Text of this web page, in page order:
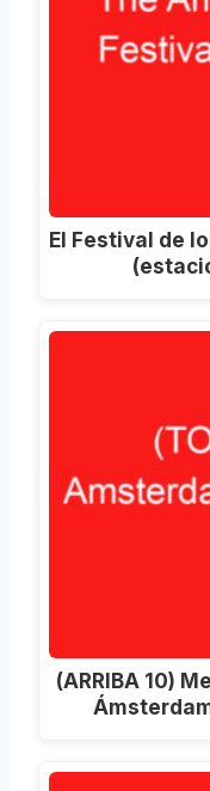
El Festival de
(ARRIBA 10)